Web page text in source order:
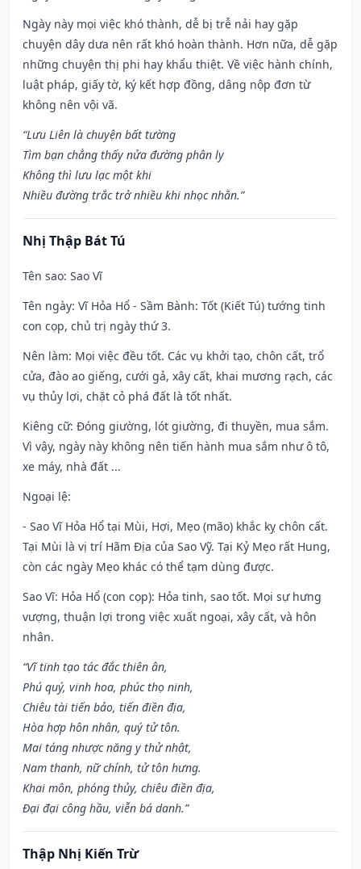
Ngày này mọi việc khó thành, dễ bị trễ nải hay gặp
chuyện dây dưa nên rất khó hoàn thành. Hơn nữa, dễ gặp
những chuyện thị phi hay khẩu thiệt. Về việc hành chính,
luật pháp, giấy tờ, ký kết hợp đồng, dâng nộp đơn từ
không nên vội vã.
“Lưu Liên là chuyện bất tường
Tìm bạn chẳng thấy nửa đường phân ly
Không thì lưu lạc một khi
Nhiều đường trắc trở nhiều khi nhọc nhằn.”
Nhị Thập Bát Tú
Tên sao: Sao Vĩ
Tên ngày: Vĩ Hỏa Hổ - Sầm Bành: Tốt (Kiết Tú) tướng tinh
con cọp, chủ trị ngày thứ 3.
Nên làm: Mọi việc đều tốt. Các vụ khởi tạo, chôn cất, trổ
cửa, đào ao giếng, cưới gả, xây cất, khai mương rạch, các
vụ thủy lợi, chặt cỏ phá đất là tốt nhất.
Kiêng cữ: Đóng giường, lót giường, đi thuyền, mua sắm.
Vì vậy, ngày này không nên tiến hành mua sắm như ô tô,
xe máy, nhà đất ...
Ngoại lệ:
- Sao Vĩ Hỏa Hổ tại Mùi, Hợi, Mẹo (mão) khắc kỵ chôn cất.
Tại Mùi là vị trí Hãm Địa của Sao Vỹ. Tại Kỷ Mẹo rất Hung,
còn các ngày Mẹo khác có thể tạm dùng được.
Sao Vĩ: Hỏa Hổ (con cọp): Hỏa tinh, sao tốt. Mọi sự hưng
vượng, thuận lợi trong việc xuất ngoại, xây cất, và hôn
nhân.
“Vĩ tinh tạo tác đắc thiên ân,
Phú quý, vinh hoa, phúc thọ ninh,
Chiêu tài tiến bảo, tiến điền địa,
Hòa hợp hôn nhân, quý tử tôn.
Mai táng nhược năng y thử nhật,
Nam thanh, nữ chính, tử tôn hưng.
Khai môn, phóng thủy, chiêu điền địa,
Đại đại công hầu, viễn bá danh.”
Thập Nhị Kiến Trừ